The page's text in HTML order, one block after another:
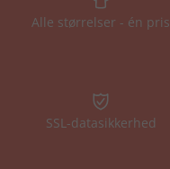
Alle størrelser - én pris
SSL-datasikkerhed